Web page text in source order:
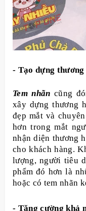
- Tạo dựng thương
Tem nhãn cũng
xây dựng thương
đẹp mắt và
hơn trong mắt
nhận diện thương
cho khách hàng.
lượng, người tiêu
phẩm đó hơn là
hoặc có tem nhãn
- Tăng cường khả